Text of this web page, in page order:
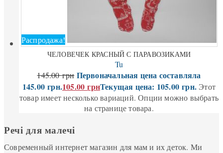
Распродажа!
ЧЕЛОВЕЧЕК КРАСНЫЙ С ПАРАВОЗИКАМИ
Tu
145.00грн Первоначальная цена составляла
145.00 грн.105.00грнТекущая цена: 105.00 грн. Этот
товар имеет несколько вариаций. Опции можно выбрать
на странице товара.
Речі для малечі
Современный интернет магазин для мам и их деток. Ми